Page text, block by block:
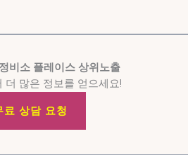
비소 플레이스 상위노출
더 많은 정보를 얻으세요!
료 상담 요청